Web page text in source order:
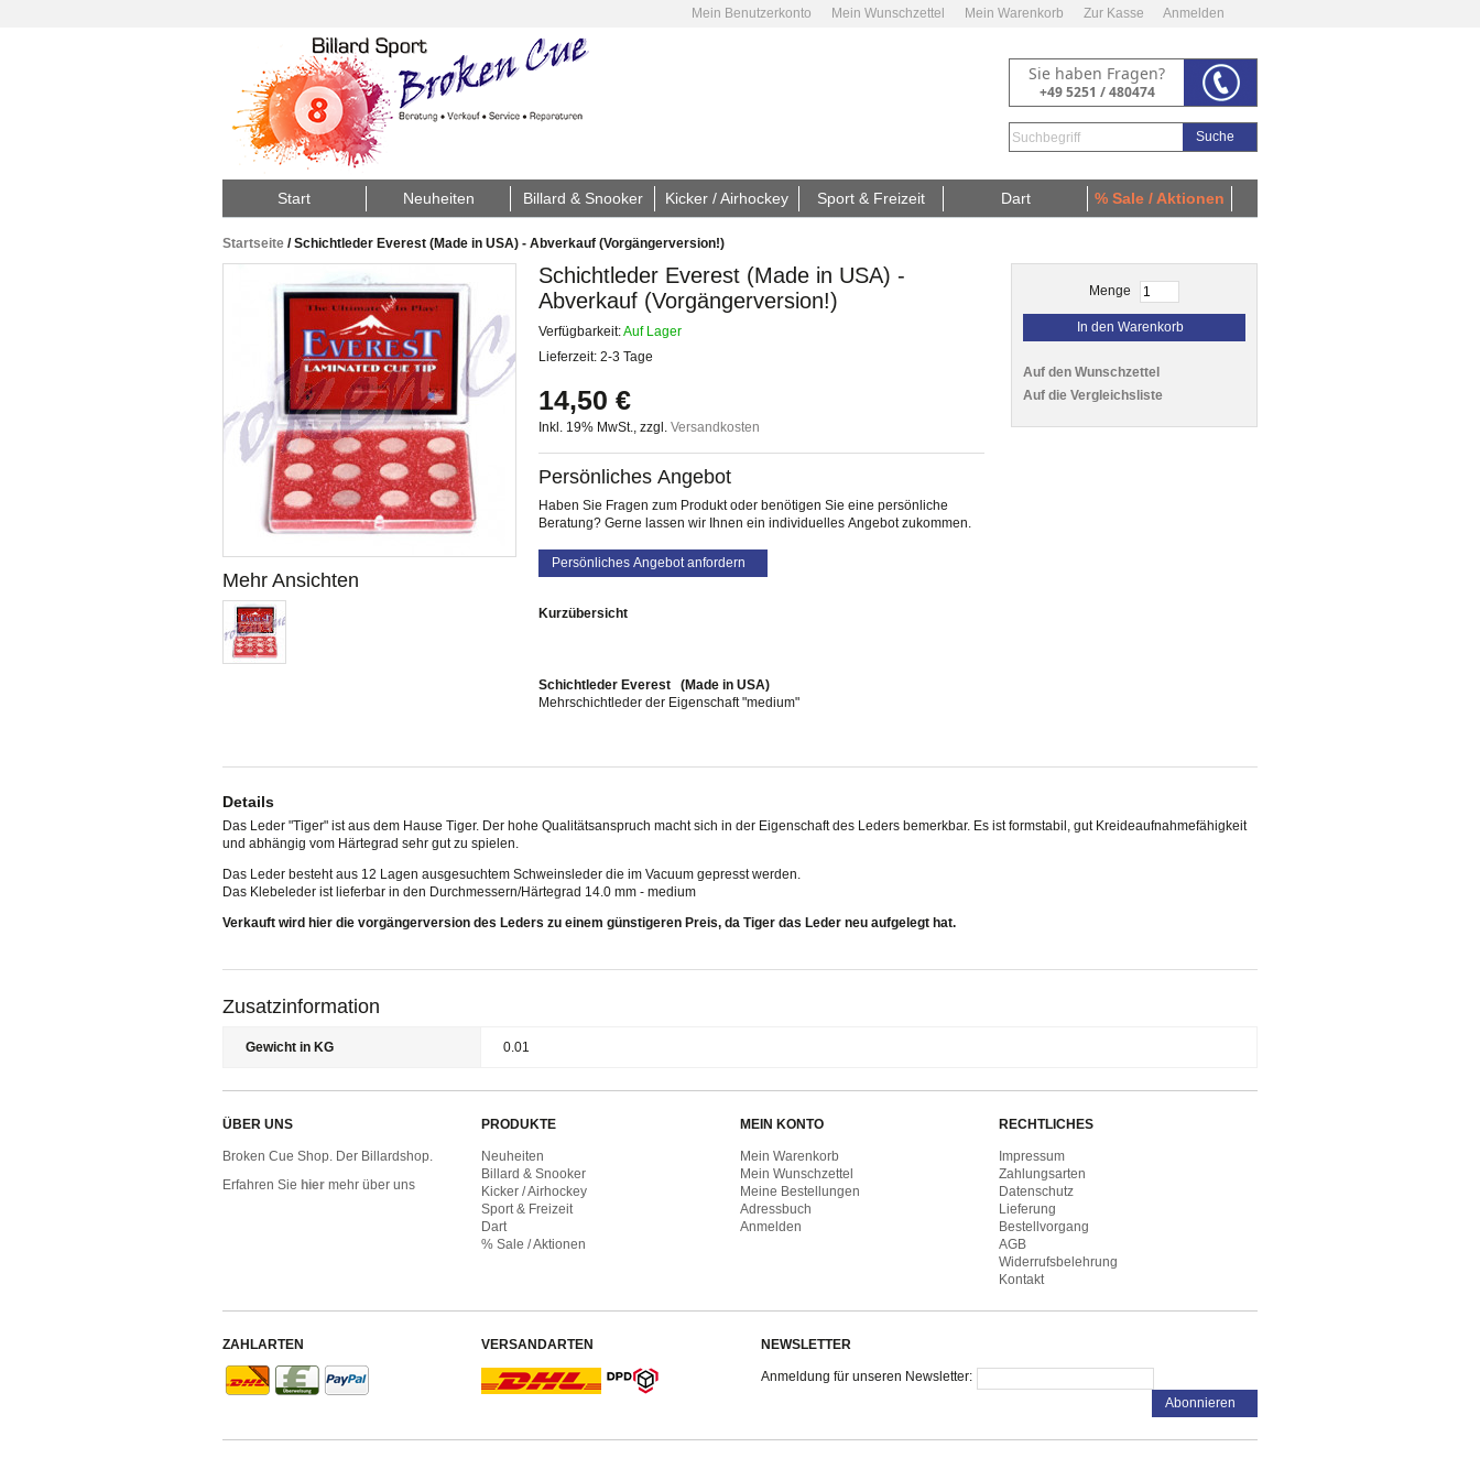
Mein Benutzerkonto Mein Wunschzettel Mein Warenkorb Zur Kasse Anmelden
Sie haben Fragen?
+49 5251 / 480474
Suche
Start Neuheiten Billard & Snooker Kicker / Airhockey Sport & Freizeit Dart % Sale / Aktionen
Startseite /Schichtleder Everest (Made in USA) - Abverkauf (Vorgängerversion!)
Mehr Ansichten
Schichtleder Everest (Made in USA) -
Abverkauf (Vorgängerversion!)
Verfügbarkeit:Auf Lager
Lieferzeit: 2-3 Tage
14,50 €
Inkl. 19% MwSt., zzgl. Versandkosten
Persönliches Angebot
Haben Sie Fragen zum Produkt oder benötigen Sie eine persönliche
Beratung? Gerne lassen wir Ihnen ein individuelles Angebot zukommen.
Persönliches Angebot anfordern
Kurzübersicht
Schichtleder Everest (Made in USA)
Mehrschichtleder der Eigenschaft "medium"
Menge
In den Warenkorb
Auf den Wunschzettel
Auf die Vergleichsliste
Details
Das Leder "Tiger" ist aus dem Hause Tiger. Der hohe Qualitätsanspruch macht sich in der Eigenschaft des Leders bemerkbar. Es ist formstabil, gut Kreideaufnahmefähigkeit
und abhängig vom Härtegrad sehr gut zu spielen.
Das Leder besteht aus 12 Lagen ausgesuchtem Schweinsleder die im Vacuum gepresst werden.
Das Klebeleder ist lieferbar in den Durchmessern/Härtegrad 14.0 mm - medium
Verkauft wird hier die vorgängerversion des Leders zu einem günstigeren Preis, da Tiger das Leder neu aufgelegt hat.
Zusatzinformation
Gewicht in KG 0.01
ÜBER UNS
Broken Cue Shop. Der Billardshop.
Erfahren Sie hier mehr über uns
PRODUKTE
Neuheiten
Billard & Snooker
Kicker / Airhockey
Sport & Freizeit
Dart
% Sale / Aktionen
MEIN KONTO
Mein Warenkorb
Mein Wunschzettel
Meine Bestellungen
Adressbuch
Anmelden
RECHTLICHES
Impressum
Zahlungsarten
Datenschutz
Lieferung
Bestellvorgang
AGB
Widerrufsbelehrung
Kontakt
ZAHLARTEN VERSANDARTEN NEWSLETTER
Anmeldung für unseren Newsletter:
Abonnieren